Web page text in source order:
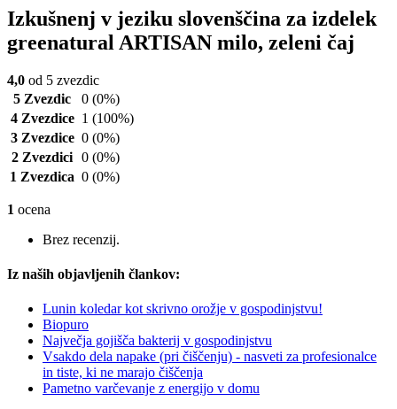
Izkušnenj v jeziku slovenščina za izdelek
greenatural ARTISAN milo, zeleni čaj
4,0 od 5 zvezdic
5 Zvezdic
0 (0%)
4 Zvezdice 1 (100%)
3 Zvezdice 0 (0%)
2 Zvezdici 0 (0%)
1 Zvezdica 0 (0%)
1 ocena
Brez recenzij.
Iz naših objavljenih člankov:
Lunin koledar kot skrivno orožje v gospodinjstvu!
Biopuro
Največja gojišča bakterij v gospodinjstvu
Vsakdo dela napake (pri čiščenju) - nasveti za profesionalce
in tiste, ki ne marajo čiščenja
Pametno varčevanje z energijo v domu